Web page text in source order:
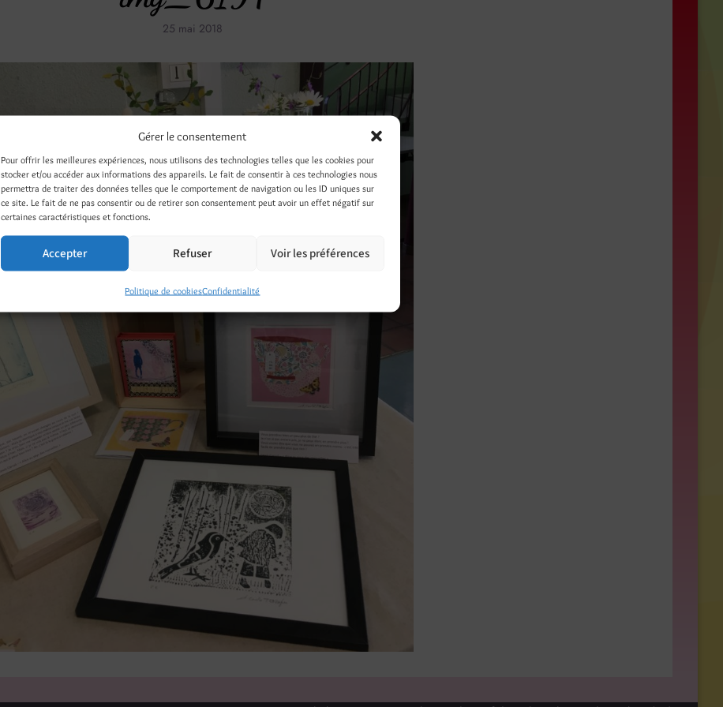
Gérer le consentement
Pour offrir les meilleures expériences, nous utilisons des technologies telles que les cookies pour
stocker et/ou accéder aux informations des appareils. Le fait de consentir à ces technologies nous
permettra de traiter des données telles que le comportement de navigation ou les ID uniques sur
ce site. Le fait de ne pas consentir ou de retirer son consentement peut avoir un effet négatif sur
certaines caractéristiques et fonctions.
Accepter Refuser Voir les préférences
Politique de cookiesConfidentialité
25 mai 2018